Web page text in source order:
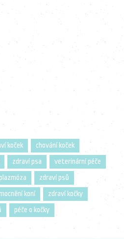
koček
chování koček
zdraví psa
veterinární péče
zdraví psů
koní
zdraví kočky
péče o kočky